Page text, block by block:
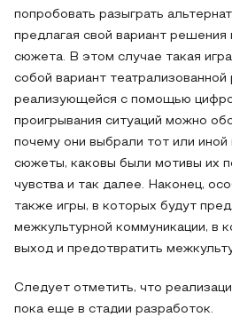
попробовать разыграть
предлагая свой вариант
сюжета. В этом случае такая
собой вариант театрализованной
реализующейся с помощью
проигрывания ситуаций можно
почему они выбрали тот или иной
сюжеты, каковы были мотивы их
чувства и так далее. Наконец,
также игры, в которых будут
межкультурной коммуникации, в
выход и предотвратить
Следует отметить, что
пока еще в стадии разработок.